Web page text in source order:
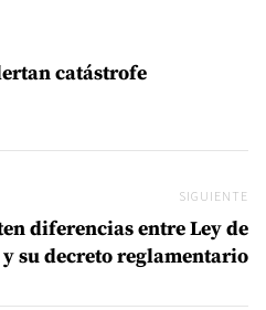
catástrofe
SIGUIENTE
diferencias entre Ley de
su decreto reglamentario